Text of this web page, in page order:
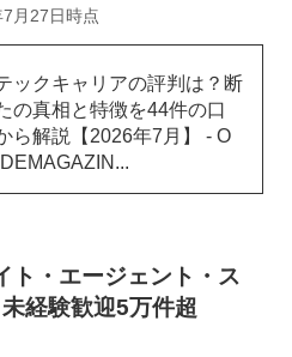
月27日時点
ックキャリアの評判は？断
の真相と特徴を44件の口
ら解説【2026年7月】 - O
・エージェント・ス
経験歓迎5万件超